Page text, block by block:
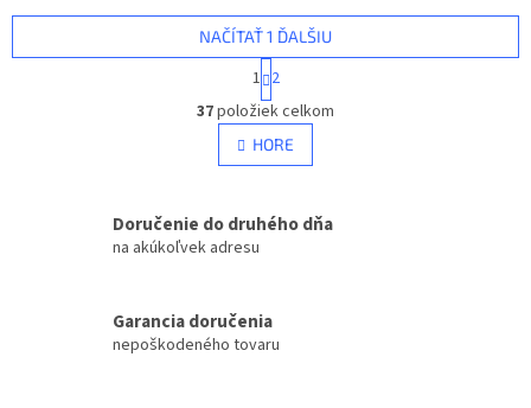
scedenie väčších množstiev
praktický dizajn zaručuje
efektívnosť a...
O
v
l
á
a
c
r
v
NAČÍTAŤ 1 ĎALŠIU
S
t
r
á
n
k
a
1 2
37položiek celkom
HORE
Doručenie do druhého dňa
na akúkoľvek adresu
Garancia doručenia
nepoškodeného tovaru